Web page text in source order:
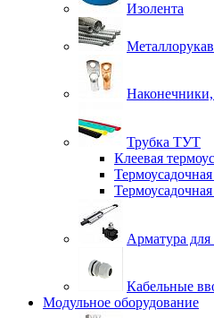
Изолента
Металлорукав
Трубка ТУТ
Клеевая
Арматура
Кабельные
Модульное оборудование